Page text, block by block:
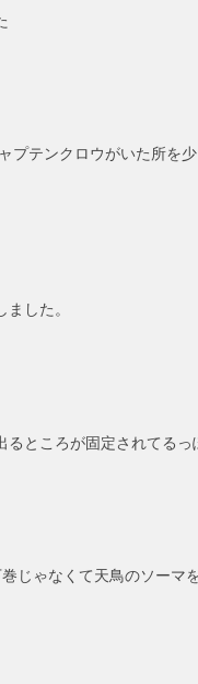
プテンクロウがいた所を
した。
るところが固定されてるっ
じゃなくて天鳥のソーマ